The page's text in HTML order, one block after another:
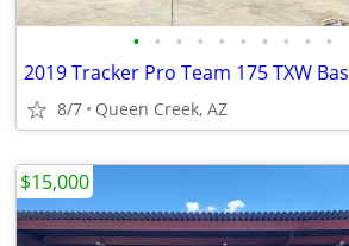
• • • • • • • • • •
8/7 Queen Creek, AZ
$15,000